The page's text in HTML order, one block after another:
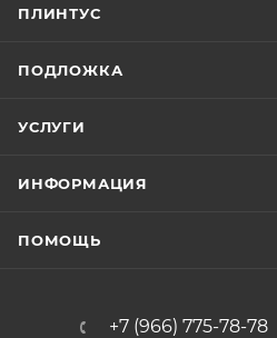
ПЛИНТУС
ПОДЛОЖКА
УСЛУГИ
ИНФОРМАЦИЯ
ПОМОЩЬ
+7 (966) 775-78-78